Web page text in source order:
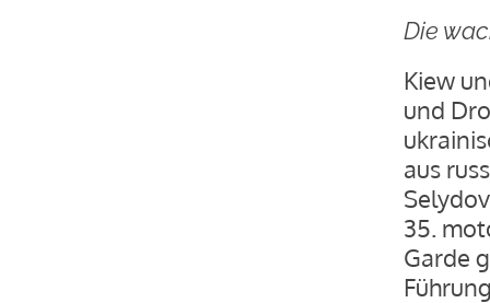
Die
Kiew
und
aus
35.
Garde